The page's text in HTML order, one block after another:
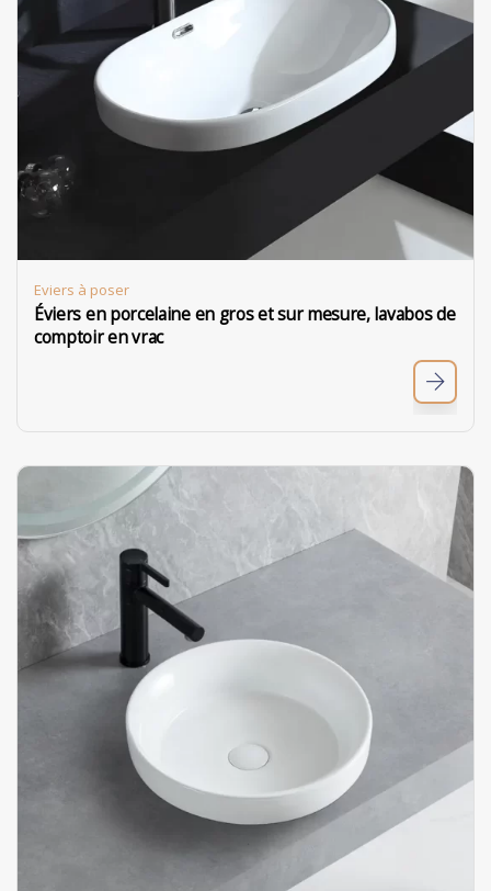
Eviers à poser
Éviers en porcelaine en gros et sur mesure, lavabos de
comptoir en vrac